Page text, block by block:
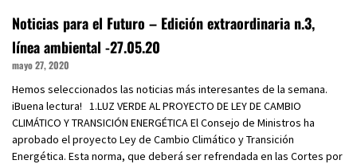
Noticias para el Futuro – Edición extraordinaria n.3,
línea ambiental -27.05.20
mayo 27, 2020
Hemos seleccionados las noticias más interesantes de la semana.
iBuena lectura! 1.LUZ VERDE AL PROYECTO DE LEY DE CAMBIO
CLIMÁTICO Y TRANSICIÓN ENERGÉTICA El Consejo de Ministros ha
aprobado el proyecto Ley de Cambio Climático y Transición
Energética. Esta norma, que deberá ser refrendada en las Cortes por